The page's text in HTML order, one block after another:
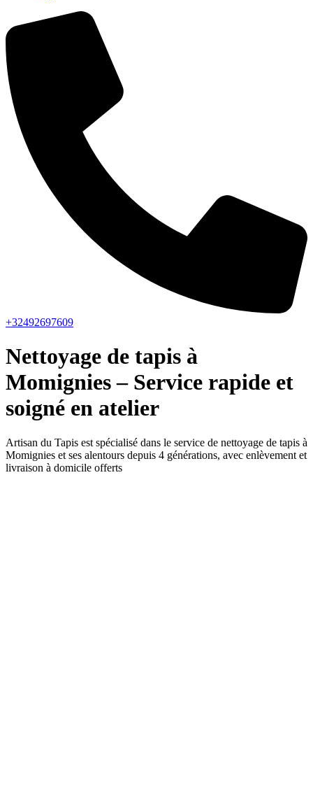
+32492697609
Nettoyage de tapis à
Momignies – Service rapide et
soigné en atelier
Artisan du Tapis est spécialisé dans le service de nettoyage de tapis à
Momignies et ses alentours depuis 4 générations, avec enlèvement et
livraison à domicile offerts